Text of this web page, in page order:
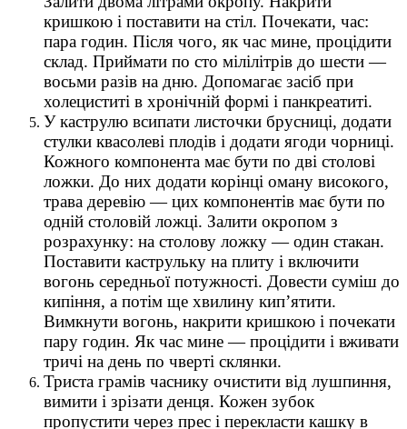
кришкою і поставити на стіл. Почекати, час:
пара годин. Після чого, як час мине, процідити
склад. Приймати по сто мілілітрів до шести —
восьми разів на дню. Допомагає засіб при
холециститі в хронічній формі і панкреатиті.
У каструлю всипати листочки брусниці, додати
стулки квасолеві плодів і додати ягоди чорниці.
Кожного компонента має бути по дві столові
ложки. До них додати корінці оману високого,
трава деревію — цих компонентів має бути по
одній столовій ложці. Залити окропом з
розрахунку: на столову ложку — один стакан.
Поставити каструльку на плиту і включити
вогонь середньої потужності. Довести суміш до
кипіння, а потім ще хвилину кип’ятити.
Вимкнути вогонь, накрити кришкою і почекати
пару годин. Як час мине — процідити і вживати
тричі на день по чверті склянки.
Триста грамів часнику очистити від лушпиння,
вимити і зрізати денця. Кожен зубок
пропустити через прес і перекласти кашку в